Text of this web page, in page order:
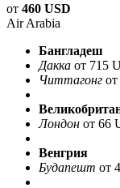
от 460 USD
Air Arabia
Бангладеш
Дакка от 715
Читтагонг
Лондон от 66
Венгрия
Будапешт от